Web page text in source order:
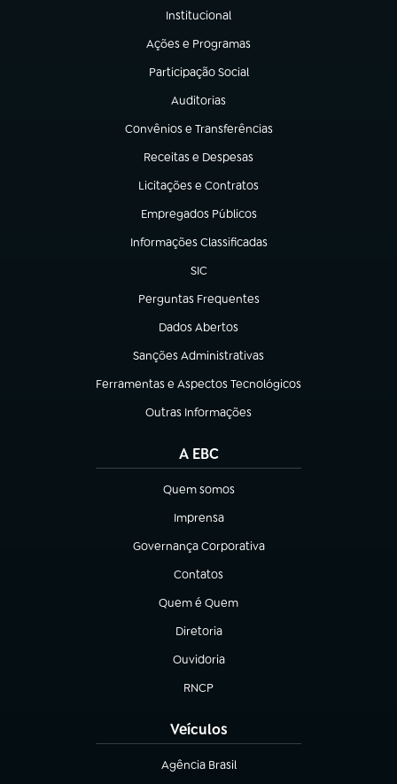
Institucional
(abre em nova aba)
Ações e Programas
(abre em nova aba)
Participação Social
(abre em nova aba)
Auditorias
(abre em nova aba)
Convênios e Transferências
(abre em nova aba)
Receitas e Despesas
(abre em nova aba)
Licitações e Contratos
(abre em nova aba)
Empregados Públicos
(abre em nova aba)
Informações Classificadas
(abre em nova aba)
SIC
(abre em nova aba)
Perguntas Frequentes
(abre em nova aba)
Dados Abertos
(abre em nova aba)
Sanções Administrativas
(abre em nova aba)
Ferramentas e Aspectos Tecnológicos
(abre em nova aba)
Outras Informações
(abre em nova aba)
A EBC
Quem somos
(abre em nova aba)
Imprensa
(abre em nova aba)
Governança Corporativa
(abre em nova aba)
Contatos
(abre em nova aba)
Quem é Quem
(abre em nova aba)
Diretoria
(abre em nova aba)
Ouvidoria
(abre em nova aba)
RNCP
(abre em nova aba)
Veículos
Agência Brasil
(abre em nova aba)